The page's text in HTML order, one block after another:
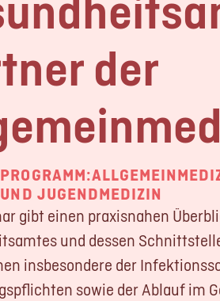
der
JUGENDMEDIZIN
gibt einen praxisnahen
und dessen
insbesondere der
sowie der Ablauf im